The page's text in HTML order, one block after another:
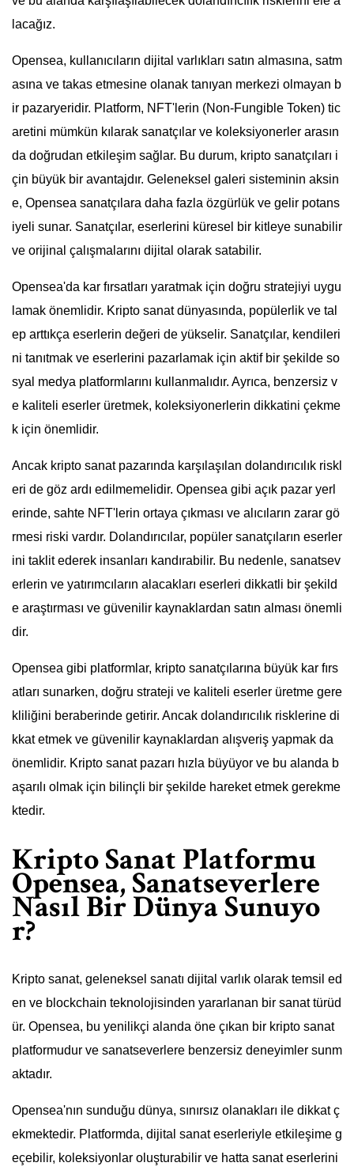
lacağız.
Opensea, kullanıcıların dijital varlıkları satın almasına, satm
asına ve takas etmesine olanak tanıyan merkezi olmayan b
ir pazaryeridir. Platform, NFT'lerin (Non-Fungible Token) tic
aretini mümkün kılarak sanatçılar ve koleksiyonerler arasın
da doğrudan etkileşim sağlar. Bu durum, kripto sanatçıları i
çin büyük bir avantajdır. Geleneksel galeri sisteminin aksin
e, Opensea sanatçılara daha fazla özgürlük ve gelir potans
iyeli sunar. Sanatçılar, eserlerini küresel bir kitleye sunabilir
ve orijinal çalışmalarını dijital olarak satabilir.
Opensea'da kar fırsatları yaratmak için doğru stratejiyi uygu
lamak önemlidir. Kripto sanat dünyasında, popülerlik ve tal
ep arttıkça eserlerin değeri de yükselir. Sanatçılar, kendileri
ni tanıtmak ve eserlerini pazarlamak için aktif bir şekilde so
syal medya platformlarını kullanmalıdır. Ayrıca, benzersiz v
e kaliteli eserler üretmek, koleksiyonerlerin dikkatini çekme
k için önemlidir.
Ancak kripto sanat pazarında karşılaşılan dolandırıcılık riskl
eri de göz ardı edilmemelidir. Opensea gibi açık pazar yerl
erinde, sahte NFT'lerin ortaya çıkması ve alıcıların zarar gö
rmesi riski vardır. Dolandırıcılar, popüler sanatçıların eserler
ini taklit ederek insanları kandırabilir. Bu nedenle, sanatsev
erlerin ve yatırımcıların alacakları eserleri dikkatli bir şekild
e araştırması ve güvenilir kaynaklardan satın alması önemli
dir.
Opensea gibi platformlar, kripto sanatçılarına büyük kar fırs
atları sunarken, doğru strateji ve kaliteli eserler üretme gere
kliliğini beraberinde getirir. Ancak dolandırıcılık risklerine di
kkat etmek ve güvenilir kaynaklardan alışveriş yapmak da
önemlidir. Kripto sanat pazarı hızla büyüyor ve bu alanda b
aşarılı olmak için bilinçli bir şekilde hareket etmek gerekme
ktedir.
Kripto Sanat Platformu
Opensea, Sanatseverlere
Nasıl Bir Dünya Sunuyo
r?
Kripto sanat, geleneksel sanatı dijital varlık olarak temsil ed
en ve blockchain teknolojisinden yararlanan bir sanat türüd
ür. Opensea, bu yenilikçi alanda öne çıkan bir kripto sanat
platformudur ve sanatseverlere benzersiz deneyimler sunm
aktadır.
Opensea'nın sunduğu dünya, sınırsız olanakları ile dikkat ç
ekmektedir. Platformda, dijital sanat eserleriyle etkileşime g
eçebilir, koleksiyonlar oluşturabilir ve hatta sanat eserlerini